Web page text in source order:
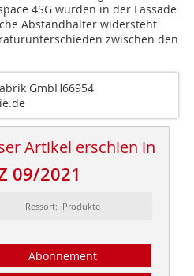
4SG wurden in der Fassade
Abstandhalter widersteht
zwischen den
GmbH66954
Artikel erschien in
09/2021
Ressort: Produkte
Abonnement